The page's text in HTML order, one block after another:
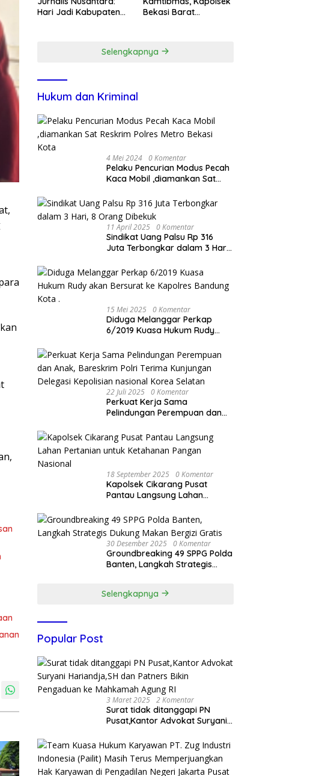
Hari Jadi Kabupaten
Bekasi Barat
Wilayah
Selengkapnya
Hukum dan Kriminal
4 Mei 2024 0 Komentar
Pelaku Pencurian Modus Pecah
Kaca Mobil ,diamankan Sat
Kota
11 April 2025 0 Komentar
Sindikat Uang Palsu Rp 316
Juta Terbongkar dalam 3 Hari,
15 Mei 2025 0 Komentar
Diduga Melanggar Perkap
6/2019 Kuasa Hukum Rudy
Bandung Kota .
22 Juli 2025 0 Komentar
Perkuat Kerja Sama
Pelindungan Perempuan dan
Kunjungan Delegasi Kepolisian
nasional Korea Selatan
18 September 2025 0 Komentar
Kapolsek Cikarang Pusat
Pantau Langsung Lahan
Pangan Nasional
30 Desember 2025 0 Komentar
Groundbreaking 49 SPPG Polda
Banten, Langkah Strategis
Selengkapnya
Popular Post
3 Maret 2025 2 Komentar
Surat tidak ditanggapi PN
Pusat,Kantor Advokat Suryani
Pengaduan ke Mahkamah
Agung RI